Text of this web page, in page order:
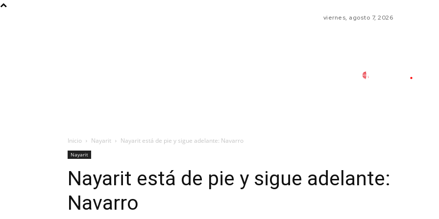
viernes, agosto 7, 2026
Inicio Nayarit Nayarit está de pie y sigue adelante: Navarro
Nayarit
Nayarit está de pie y sigue adelante:
Navarro